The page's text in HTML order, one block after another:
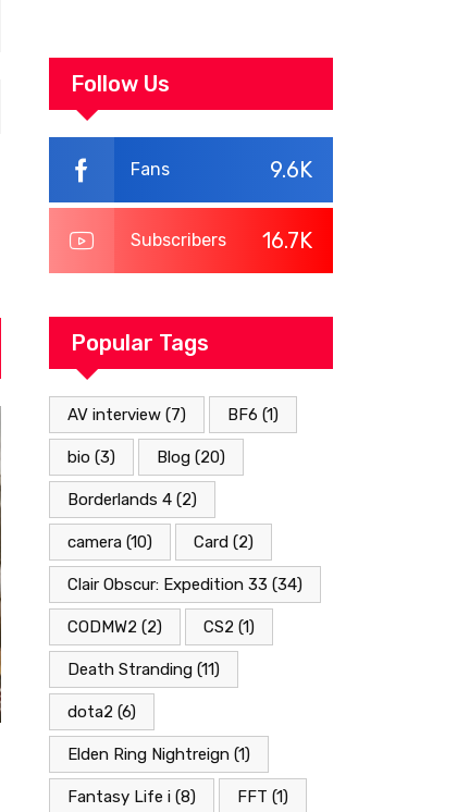
LORE
Walkthrough
Follow Us
9.6K
Fans
16.7K
Subscribers
Popular Tags
AV interview (7) BF6 (1)
bio (3) Blog (20)
Borderlands 4 (2)
camera (10) Card (2)
Clair Obscur: Expedition 33 (34)
CODMW2 (2) CS2 (1)
Death Stranding (11)
dota2 (6)
Elden Ring Nightreign (1)
Fantasy Life i (8) FFT (1)